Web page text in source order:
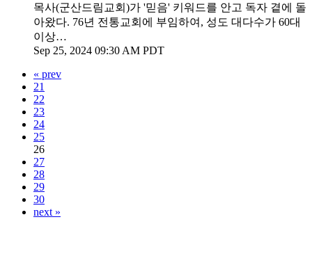
목사(군산드림교회)가 '믿음' 키워드를 안고 독자 곁에 돌
아왔다. 76년 전통교회에 부임하여, 성도 대다수가 60대
이상…
Sep 25, 2024 09:30 AM PDT
« prev
21
22
23
24
25
26
27
28
29
30
next »